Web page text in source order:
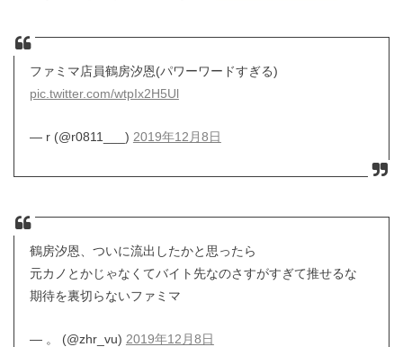
ファミマ店員鶴房汐恩(パワーワードすぎる)
pic.twitter.com/wtpIx2H5Ul
— r (@r0811___) 2019年12月8日
鶴房汐恩、ついに流出したかと思ったら
元カノとかじゃなくてバイト先なのさすがすぎて推せるな
期待を裏切らないファミマ
— 。 (@zhr_vu) 2019年12月8日